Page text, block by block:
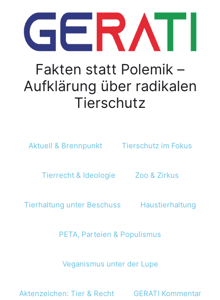
Fakten statt Polemik –
Aufklärung über radikalen
Tierschutz
Aktuell & Brennpunkt Tierschutz im Fokus
Tierrecht & Ideologie Zoo & Zirkus
Tierhaltung unter Beschuss Haustierhaltung
PETA, Parteien & Populismus
Veganismus unter der Lupe
Aktenzeichen: Tier & Recht GERATI Kommentar